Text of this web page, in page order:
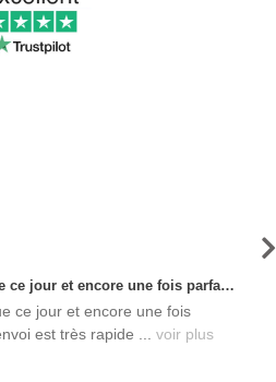
Nouvelle commande reçue ce jour et encore une fois parfaitement satisfaite, l'envoi est très rapide et les produits sont toujours conditionnés de manière personnalisés. L'avantage de commander auprès de créateurs indépendants.
ce jour et encore une fois
est très rapide ... voir plus